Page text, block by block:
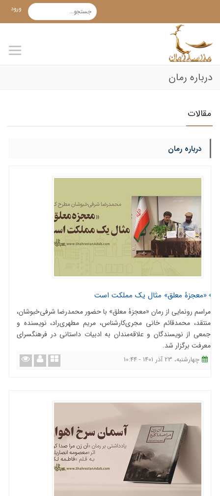
ورود
درباره رمان
مقالات
درباره رمان
«معجزۀ معلق» مثال یک مملکت است
مراسم رونمایی از رمان «معجزۀ معلق» با حضور محمدرضا شرفی‌خبوشان،
منتقد، محمدقائم خانی مجری‌کارشناس، مریم مطهری‌راد، نویسنده و
جمعی از نویسندگان و علاقه‌مندان به ادبیات داستانی در فرهنگسرای
معرفت برگزار شد.
چهارشنبه، 23 آذر 1401 - 10:44